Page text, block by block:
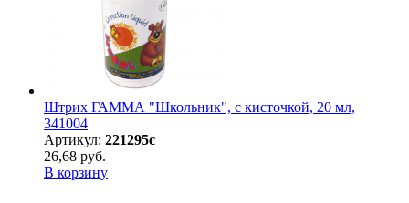
Штрих ГАММА "Школьник", с кисточкой, 20 мл,
341004
Артикул: 221295с
26,68 руб.
В корзину